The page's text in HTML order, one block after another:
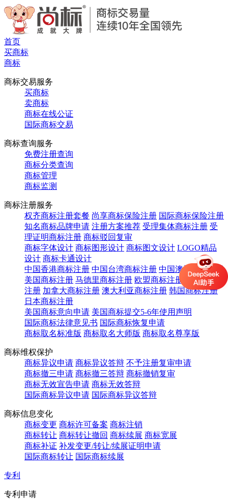
首页
买商标
商标
商标交易服务
买商标
卖商标
商标在线公证
国际商标交易
商标查询服务
免费注册查询
商标分类查询
商标管理
商标监测
商标注册服务
权齐商标注册套餐 尚享商标保险注册 国际商标保险注册
知名商标品牌申请 注册方案推荐 受理集体商标注册 受
理证明商标注册 商标驳回复审
商标字体设计 商标图形设计 商标图文设计 LOGO精品
设计 商标卡通设计
中国香港商标注册 中国台湾商标注册 中国澳门商标注册
美国商标注册 马德里商标注册 欧盟商标注册
英国商标
注册 加拿大商标注册 澳大利亚商标注册 韩国商标注册
日本商标注册
美国商标意向申请 美国商标提交5-6年使用声明
国际商标法律意见书 国际商标恢复申请
商标取名标准版 商标取名大师版 商标取名尊享版
商标维权保护
商标异议申请 商标异议答辩 不予注册复审申请
商标撤三申请 商标撤三答辩 商标撤销复审
商标无效宣告申请 商标无效答辩
国际商标异议申请 国际商标异议答辩
商标信息变化
商标变更 商标许可备案 商标注销
商标转让 商标转让撤回 商标续展 商标宽展
商标补证 补发变更/转让/续展证明申请
国际商标转让 国际商标续展
专利
专利申请